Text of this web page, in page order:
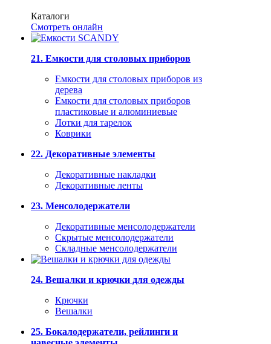
Каталоги
Смотреть онлайн
21. Емкости для столовых приборов
Емкости для столовых приборов из
дерева
Емкости для столовых приборов
пластиковые и алюминиевые
Лотки для тарелок
Коврики
22. Декоративные элементы
Декоративные накладки
Декоративные ленты
23. Менсолодержатели
Декоративные менсолодержатели
Скрытые менсолодержатели
Складные менсолодержатели
24. Вешалки и крючки для одежды
Крючки
Вешалки
25. Бокалодержатели, рейлинги и